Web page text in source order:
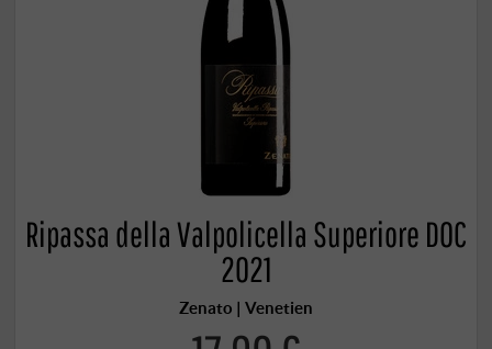
Ripassa della Valpolicella Superiore DOC
2021
Zenato | Venetien